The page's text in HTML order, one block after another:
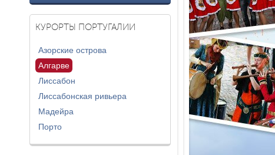
КУРОРТЫ ПОРТУГАЛИИ
Азорские острова
Алгарве
Лиссабон
Лиссабонская ривьера
Мадейра
Порто